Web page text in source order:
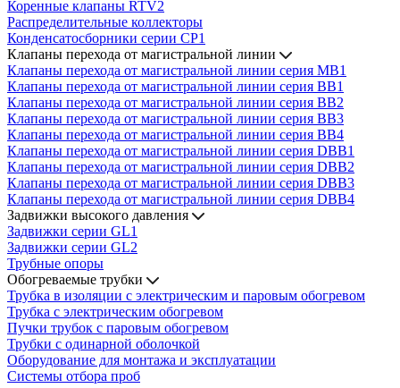
Коренные клапаны RTV2
Распределительные коллекторы
Конденсатосборники серии CP1
Клапаны перехода от магистральной линии
Клапаны перехода от магистральной линии серия MB1
Клапаны перехода от магистральной линии серия BB1
Клапаны перехода от магистральной линии серия BB2
Клапаны перехода от магистральной линии серия BB3
Клапаны перехода от магистральной линии серия BB4
Клапаны перехода от магистральной линии серия DBB1
Клапаны перехода от магистральной линии серия DBB2
Клапаны перехода от магистральной линии серия DBB3
Клапаны перехода от магистральной линии серия DBB4
Задвижки высокого давления
Задвижки серии GL1
Задвижки серии GL2
Трубные опоры
Обогреваемые трубки
Трубка в изоляции с электрическим и паровым обогревом
Трубка с электрическим обогревом
Пучки трубок с паровым обогревом
Трубки с одинарной оболочкой
Оборудование для монтажа и эксплуатации
Системы отбора проб